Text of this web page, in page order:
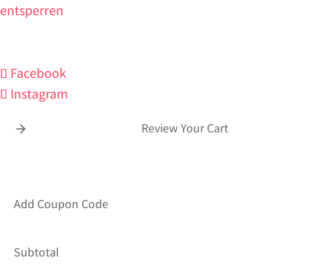
entsperren
Facebook
Instagram
Review Your Cart
Add Coupon Code
Subtotal